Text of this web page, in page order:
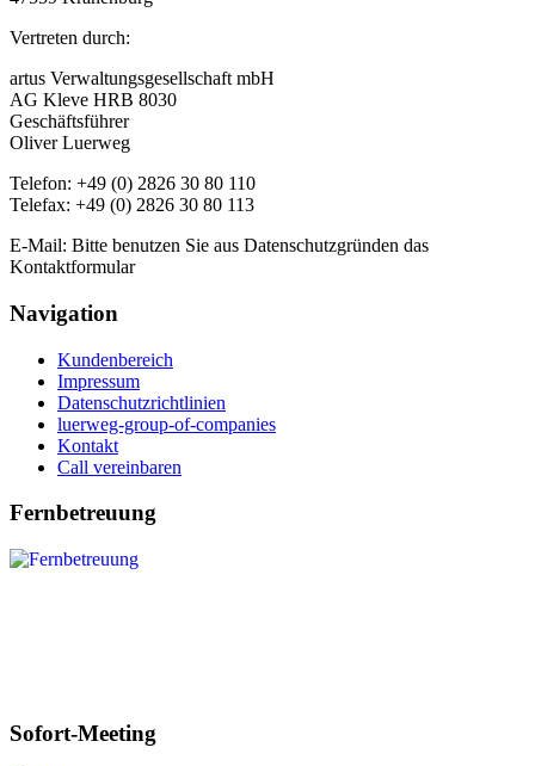
Vertreten durch:
artus Verwaltungsgesellschaft mbH
AG Kleve HRB 8030
Geschäftsführer
Oliver Luerweg
Telefon: +49 (0) 2826 30 80 110
Telefax: +49 (0) 2826 30 80 113
E-Mail: Bitte benutzen Sie aus Datenschutzgründen das
Kontaktformular
Navigation
Kundenbereich
Impressum
Datenschutzrichtlinien
luerweg-group-of-companies
Kontakt
Call vereinbaren
Fernbetreuung
Sofort-Meeting